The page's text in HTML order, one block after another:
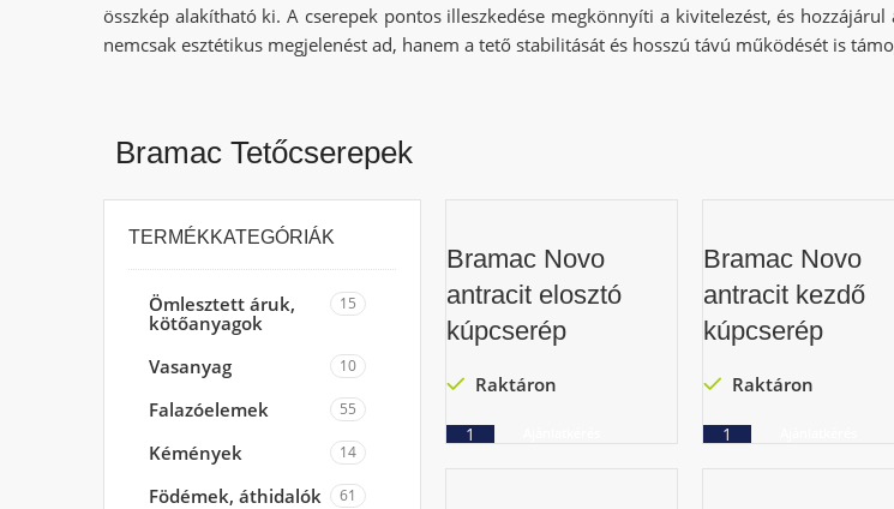
összkép alakítható ki. A cserepek pontos illeszkedése megkönnyíti a kivitelezést, és
nemcsak esztétikus megjelenést ad, hanem a tető stabilitását és hosszú távú működését is
Bramac Tetőcserepek
TERMÉKKATEGÓRIÁK
Ömlesztett áruk,
kötőanyagok
15
Vasanyag 10
Falazóelemek 55
Kémények 14
Födémek, áthidalók 61
Bramac Novo
antracit elosztó
kúpcserép
Raktáron
Bramac Novo
antracit kezdő
kúpcserép
Raktáron